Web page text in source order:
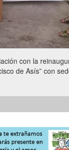
con la
de Asís” con